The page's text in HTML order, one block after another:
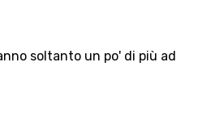
soltanto un po' di più ad